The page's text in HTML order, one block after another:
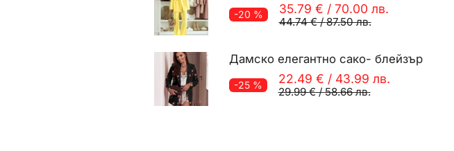
-20 % 35.79 € / 70.00 лв.
44.74 €/87.50 лв.
Дамско елегантно сако- блейзър
-25 % 22.49 € / 43.99 лв.
29.99 €/58.66 лв.